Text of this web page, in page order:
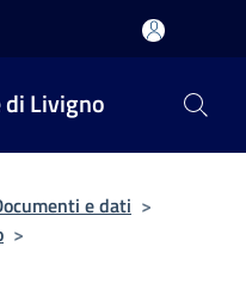
di Livigno
e dati >
>